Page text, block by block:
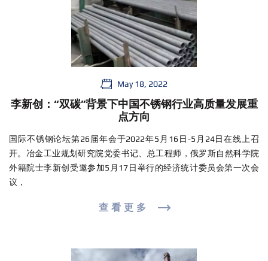
May 18, 2022
李新创：“双碳”背景下中国不锈钢行业高质量发展重
点方向
国际不锈钢论坛第26届年会于2022年5月16日-5月24日在线上召
开。冶金工业规划研究院党委书记、总工程师，俄罗斯自然科学院
外籍院士李新创受邀参加5月17日举行的经济统计委员会第一次会
议，
查看更多